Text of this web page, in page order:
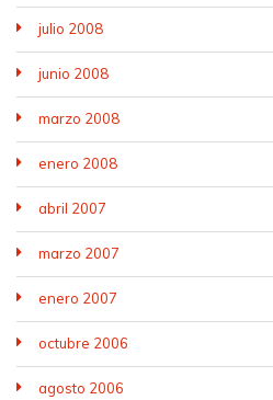
julio 2008
junio 2008
marzo 2008
enero 2008
abril 2007
marzo 2007
enero 2007
octubre 2006
agosto 2006